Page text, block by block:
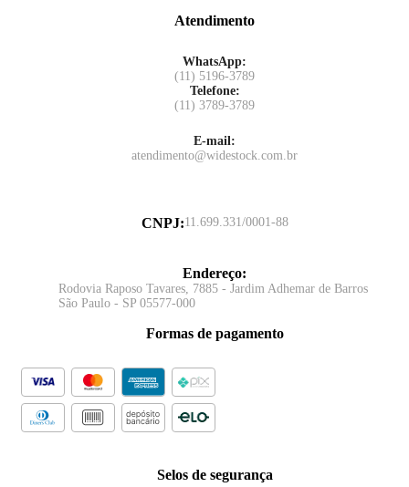
Atendimento
WhatsApp:
(11) 5196-3789
Telefone:
(11) 3789-3789
E-mail:
atendimento@widestock.com.br
CNPJ:11.699.331/0001-88
Endereço:
Rodovia Raposo Tavares, 7885 - Jardim Adhemar de Barros
São Paulo - SP 05577-000
Formas de pagamento
Selos de segurança